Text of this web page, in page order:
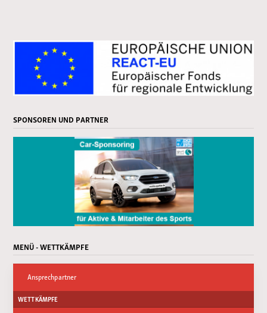
SPONSOREN UND PARTNER
MENÜ - WETTKÄMPFE
Ansprechpartner
WETTKÄMPFE